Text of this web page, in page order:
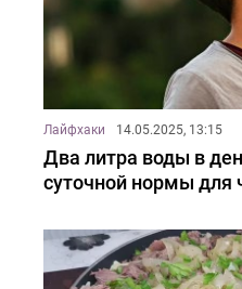
Лайфхаки 14.05.2025, 13:15
Два литра воды в
суточной нормы для